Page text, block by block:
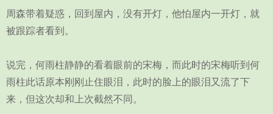
周森带着疑惑，回到屋内，没有开灯，他怕屋内一开灯，就
被跟踪者看到。
说完，何雨柱静静的看着眼前的宋梅，而此时的宋梅听到何
雨柱此话原本刚刚止住眼泪，此时的脸上的眼泪又流了下
来，但这次却和上次截然不同。